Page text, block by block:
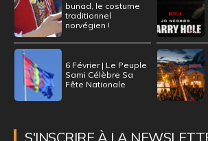
bunad, le costume
traditionnel
norvégien !
6 Février | Le Peuple
Sami Célèbre Sa
Fête Nationale
S'INSCRIRE À LA